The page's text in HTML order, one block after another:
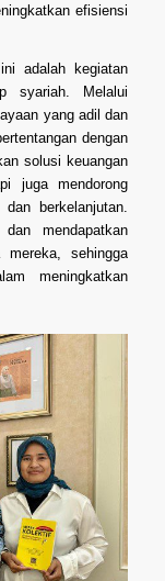
efisiensi
adalah kegiatan
syariah. Melalui
yang adil dan
dengan
solusi keuangan
juga mendorong
berkelanjutan.
mendapatkan
mereka, sehingga
meningkatkan